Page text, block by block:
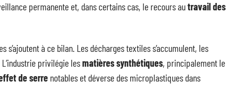
permanente et, dans certains cas, le recours autravail des
s’ajoutent à ce bilan. Les décharges textiles s’accumulent, les
privilégie lesmatières synthétiques, principalement le
de serre notables et déverse des microplastiques dans